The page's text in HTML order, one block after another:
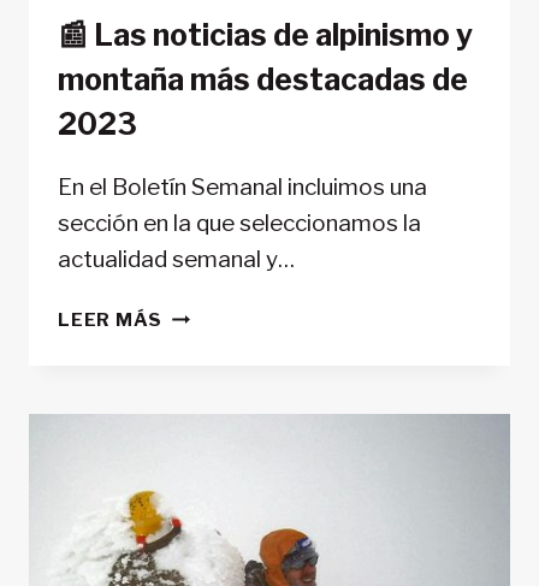
📰 Las noticias de alpinismo y
montaña más destacadas de
2023
En el Boletín Semanal incluimos una
sección en la que seleccionamos la
actualidad semanal y…
LEER MÁS 📰
MÁS
DESTACADAS
DE